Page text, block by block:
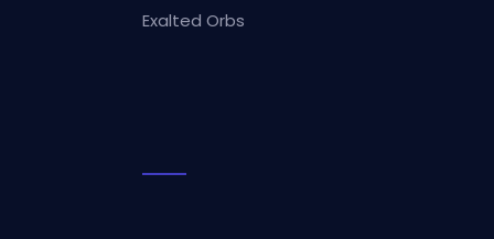
Exalted Orbs